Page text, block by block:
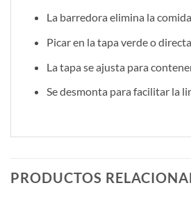
La barredora elimina la
Picar en la tapa verde o
La tapa se ajusta para
Se desmonta para facilitar la
PRODUCTOS